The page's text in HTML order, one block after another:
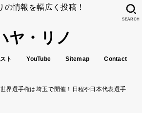
の情報を幅広く投稿！
ヤ・リノ
ト YouTube Sitemap Contact
SEARCH
界選手権は埼玉で開催！日程や日本代表選手